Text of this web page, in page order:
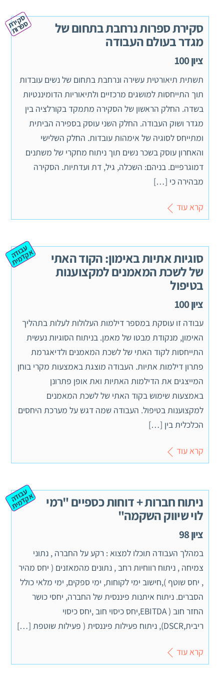
סקירת ספרות נרחבת בתחום של
מגדר בעולם העבודה
ציון 100
ס
ק
יר
ת
ס
פ
ר
ות
תשתית תיאורטית עשירה ונרחבת בתחום של נשים עובדות
תוך התייחסות למושגים מרכזיים ולתיאוריות הדומיננטיות
בשדה. החלק הראשון של הסקירה מתמקד בקורלציה בין
מגדר ושוק העבודה. החלק השני עוסק בספירה הביתית
ומתייחס לסוגיה של אימהות עובדות. החלק השלישי
והאחרון עוסק בשכר נשים תוך ניתוח מחקרי של משתנים
דמוגרפיים. בניהם: השכלה, גיל, דת ועדתיות. הסקירה
מבהירה כי […]
קרא עוד
סוגיות אתיות באימון: הקוד האתי
של לשכת המאמנים למקצוענות
בטיפול
ציון 100
ע
ב
וד
ה
א
ק
ד
מ
ית
עבודה זו עוסקת במספר דילמות העלולות לעלות בתהליך
האימון, מנקודת מבטו של מאמן. בניתוח הסוגיות נעשית
התייחסות לקוד האתי של לשכת המאמנים ולדיאגרמת
פתרון דילמות אתיות. העבודה מוצגת באמצעות מקרי בוחן
המייצגים את הדילמות האתיות ואת אופן פתרונן
באמצעות שימוש בקוד האתי של לשכת המאמנים
למקצוענות בטיפול. העבודה שמה דגש על מערכת היחסים
הכלכלית בין […]
קרא עוד
ניתוח חברות + דוחות כספיים "רמי
לוי שיווק השקמה"
ציון 98
ע
ב
וד
ה
א
ק
ד
מ
ית
במהלך העבודה תוכלו למצוא : רקע על החברה , נתוני
צמיחה , ניתוח רווחיות רחב , נתונים מהמאזנים ( יחס מהיר
, יחס שוטף ),חישוב ימי לקוחות, ימי ספקים, ימי מלאי כולל
הסברים. ניתוח איתנות פיננסית של החברה, יחסי כושר
החזר חוב ( EBITDA,יחס כיסוי חוב ,יחס כיסוי
ריבית,DSCR), ניתוח פעילות פיננסית ( פעילות שוטפת […]
קרא עוד